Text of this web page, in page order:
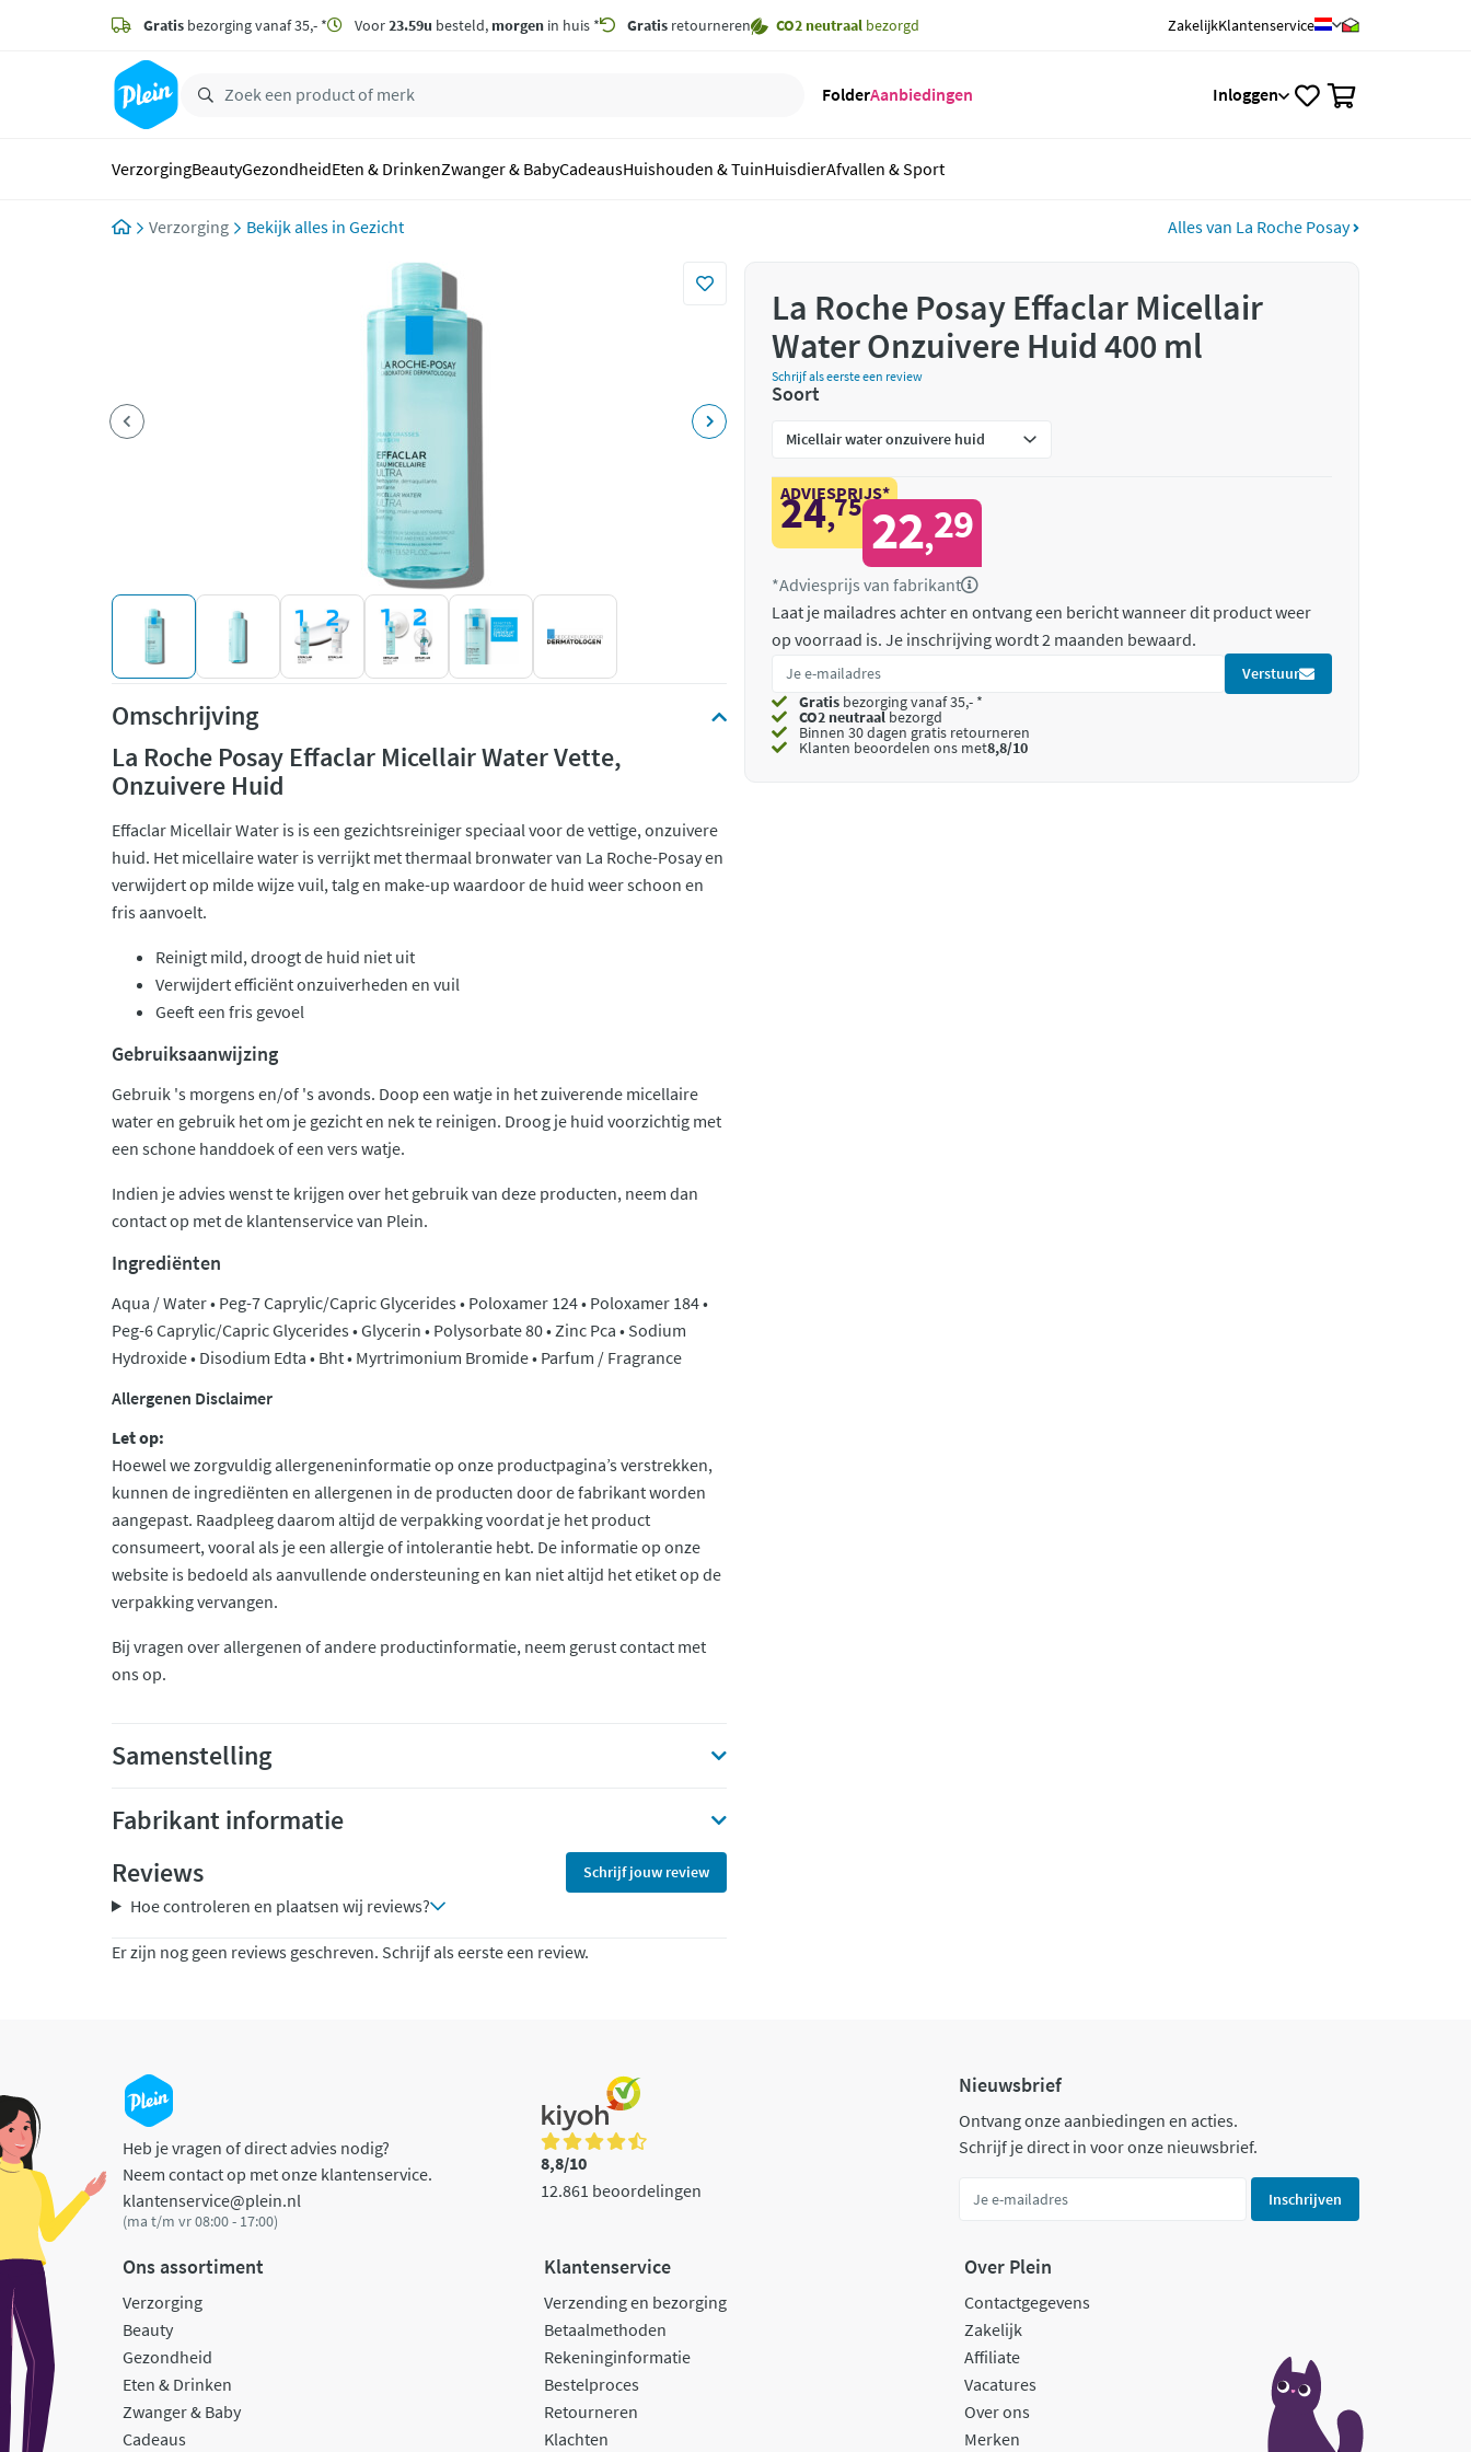
zoeken
hoofdinhoud
Gratis bezorging vanaf 35,- * Voor23.59u besteld, morgen in huis * Gratis retourneren CO2 neutraal bezorgd ZakelijkKlantenservice
FolderAanbiedingen Inloggen
VerzorgingBeautyGezondheidEten & DrinkenZwanger & BabyCadeausHuishouden & TuinHuisdierAfvallen & Sport
Verzorging Gezicht Alles van La Roche Posay
Omschrijving
La Roche Posay Effaclar Micellair Water Vette,
Onzuivere Huid
Effaclar Micellair Water is is een gezichtsreiniger speciaal voor de vettige, onzuivere
huid. Het micellaire water is verrijkt met thermaal bronwater van La Roche-Posay en
verwijdert op milde wijze vuil, talg en make-up waardoor de huid weer schoon en
fris aanvoelt.
Reinigt mild, droogt de huid niet uit
Verwijdert efficiënt onzuiverheden en vuil
Geeft een fris gevoel
Gebruiksaanwijzing
Gebruik 's morgens en/of 's avonds. Doop een watje in het zuiverende micellaire
water en gebruik het om je gezicht en nek te reinigen. Droog je huid voorzichtig met
een schone handdoek of een vers watje.
Indien je advies wenst te krijgen over het gebruik van deze producten, neem dan
contact op met de klantenservice van Plein.
Ingrediënten
Aqua / Water • Peg-7 Caprylic/Capric Glycerides • Poloxamer 124 • Poloxamer 184 •
Peg-6 Caprylic/Capric Glycerides • Glycerin • Polysorbate 80 • Zinc Pca • Sodium
Hydroxide • Disodium Edta • Bht • Myrtrimonium Bromide • Parfum / Fragrance
Allergenen Disclaimer
Let op:
Hoewel we zorgvuldig allergeneninformatie op onze productpagina’s verstrekken,
kunnen de ingrediënten en allergenen in de producten door de fabrikant worden
aangepast. Raadpleeg daarom altijd de verpakking voordat je het product
consumeert, vooral als je een allergie of intolerantie hebt. De informatie op onze
website is bedoeld als aanvullende ondersteuning en kan niet altijd het etiket op de
verpakking vervangen.
Bij vragen over allergenen of andere productinformatie, neem gerust contact met
ons op.
Samenstelling
Fabrikant informatie
Reviews
Schrijf jouw review
Hoe controleren en plaatsen wij reviews?
Er zijn nog geen reviews geschreven. Schrijf als eerste een review.
La Roche Posay Effaclar Micellair
Water Onzuivere Huid 400 ml
Schrijf als eerste een review
Soort
ADVIESPRIJS*
24,75 22,29
*Adviesprijs van fabrikant
Laat je mailadres achter en ontvang een bericht wanneer dit product weer
op voorraad is. Je inschrijving wordt 2 maanden bewaard.
Verstuur
Gratis bezorging vanaf 35,- *
CO2 neutraalbezorgd
Binnen 30 dagen gratis retourneren
Klanten beoordelen ons met8,8/10
Heb je vragen of direct advies nodig?
Neem contact op met onze klantenservice.
klantenservice@plein.nl
(ma t/m vr 08:00 - 17:00)
8,8/10
12.861 beoordelingen
Nieuwsbrief
Ontvang onze aanbiedingen en acties.
Schrijf je direct in voor onze nieuwsbrief.
Inschrijven
Ons assortiment
Verzorging
Beauty
Gezondheid
Eten & Drinken
Zwanger & Baby
Cadeaus
Klantenservice
Verzending en bezorging
Betaalmethoden
Rekeninginformatie
Bestelproces
Retourneren
Klachten
Over Plein
Contactgegevens
Zakelijk
Affiliate
Vacatures
Over ons
Merken